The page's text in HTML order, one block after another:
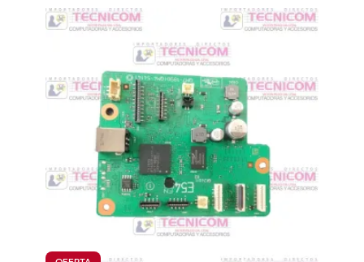
$295.00.